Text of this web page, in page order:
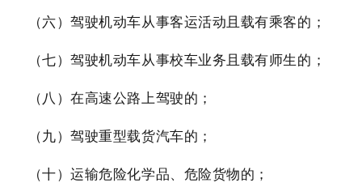
（六）驾驶机动车从事客运活动且载有乘客的；
（七）驾驶机动车从事校车业务且载有师生的；
（八）在高速公路上驾驶的；
（九）驾驶重型载货汽车的；
（十）运输危险化学品、危险货物的；